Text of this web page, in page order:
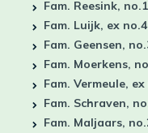
Fam. Reesink,
Fam. Luijk, ex
Fam. Geensen,
Fam. Moerkens,
Fam. Vermeule,
Fam. Schraven,
Fam. Maljaars,